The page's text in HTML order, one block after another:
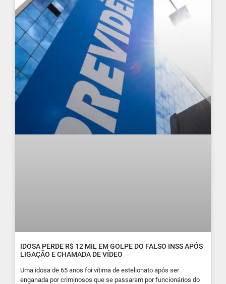
IDOSA PERDE R$ 12 MIL EM GOLPE DO FALSO INSS APÓS
LIGAÇÃO E CHAMADA DE VÍDEO
Uma idosa de 65 anos foi vítima de estelionato após ser
enganada por criminosos que se passaram por funcionários do